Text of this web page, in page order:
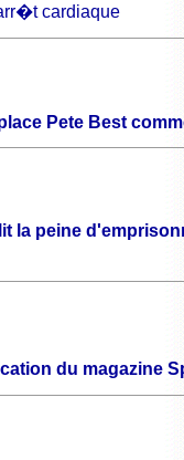
cardiaque
Pete Best
la peine
du magazine